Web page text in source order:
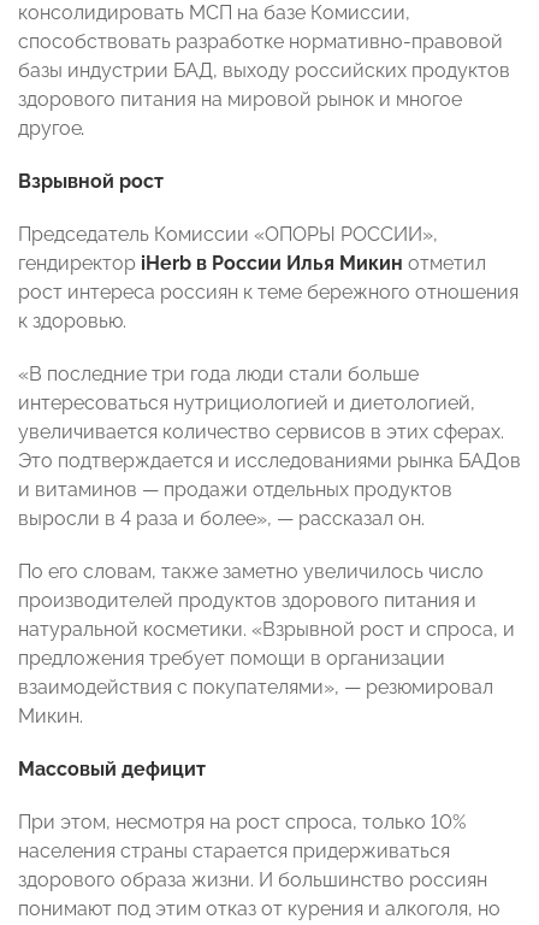
консолидировать МСП на базе Комиссии,
способствовать разработке нормативно-правовой
базы индустрии БАД, выходу российских продуктов
здорового питания на мировой рынок и многое
другое.
Взрывной рост
Председатель Комиссии «ОПОРЫ РОССИИ»,
гендиректор iHerb в России Илья Микин отметил
рост интереса россиян к теме бережного отношения
к здоровью.
«В последние три года люди стали больше
интересоваться нутрициологией и диетологией,
увеличивается количество сервисов в этих сферах.
Это подтверждается и исследованиями рынка БАДов
и витаминов — продажи отдельных продуктов
выросли в 4 раза и более», — рассказал он.
По его словам, также заметно увеличилось число
производителей продуктов здорового питания и
натуральной косметики. «Взрывной рост и спроса, и
предложения требует помощи в организации
взаимодействия с покупателями», — резюмировал
Микин.
Массовый дефицит
При этом, несмотря на рост спроса, только 10%
населения страны старается придерживаться
здорового образа жизни. И большинство россиян
понимают под этим отказ от курения и алкоголя, но